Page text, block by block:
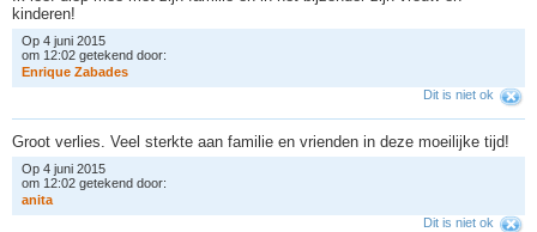
kinderen!
Op 4 juni 2015
om 12:02 getekend door:
Enrique Zabades
Dit is niet ok
Groot verlies. Veel sterkte aan familie en vrienden in deze moeilijke tijd!
Op 4 juni 2015
om 12:02 getekend door:
anita
Dit is niet ok